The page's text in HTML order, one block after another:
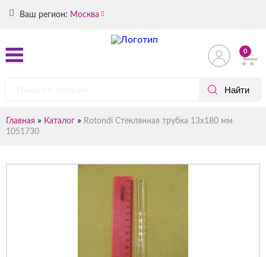
Ваш регион: Москва
0
Главная » Каталог » Rotondi Стеклянная трубка 13х180 мм
1051730